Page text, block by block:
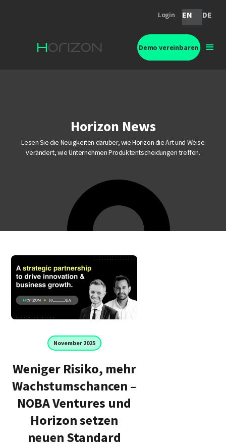
Login EN DE
Demo vereinbaren
Horizon News
Lesen Sie die Neuigkeiten darüber, wie Horizon die Art und Weise
verändert, wie Unternehmen Produktentscheidungen treffen.
November 2025
Weniger Risiko, mehr
Wachstumschancen –
NOBA Ventures und
Horizon setzen
neuen Standard